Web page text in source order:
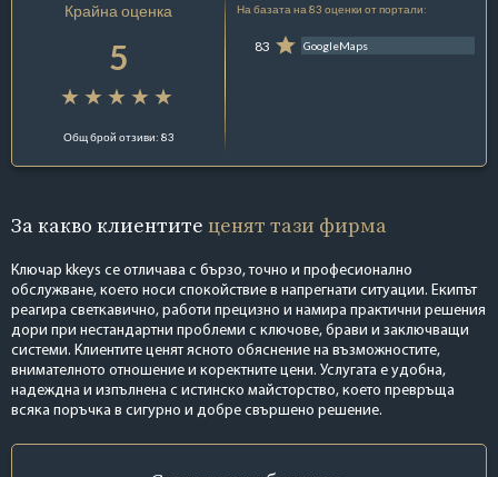
Крайна оценка
5
Общ брой отзиви: 83
На базата на 83 оценки от портали:
83 GoogleMaps
За какво клиентите ценят тази фирма
Ключар kkeys се отличава с бързо, точно и професионално
обслужване, което носи спокойствие в напрегнати ситуации. Екипът
реагира светкавично, работи прецизно и намира практични решения
дори при нестандартни проблеми с ключове, брави и заключващи
системи. Клиентите ценят ясното обяснение на възможностите,
внимателното отношение и коректните цени. Услугата е удобна,
надеждна и изпълнена с истинско майсторство, което превръща
всяка поръчка в сигурно и добре свършено решение.